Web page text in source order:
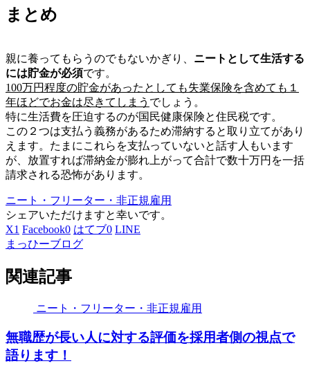
まとめ
親に養ってもらうのでもないかぎり、 ニートとして生活する
には貯金が必須です。
100万円程度の貯金があったとしても失業保険を含めても１
年ほどでお金は尽きてしまう でしょう。
特に生活費を圧迫するのが国民健康保険と住民税です。
この２つは支払う義務があるため滞納すると取り立てがあり
えます。たまにこれらを支払っていないと話す人もいます
が、放置すれば滞納金が膨れ上がって合計で数十万円を一括
請求される恐怖があります。
ニート・フリーター・非正規雇用
シェアいただけますと幸いです。
X1 Facebook0 はてブ0 LINE
まっひーブログ
関連記事
ニート・フリーター・非正規雇用
無職歴が長い人に対する評価を採用者側の視点で
語ります！